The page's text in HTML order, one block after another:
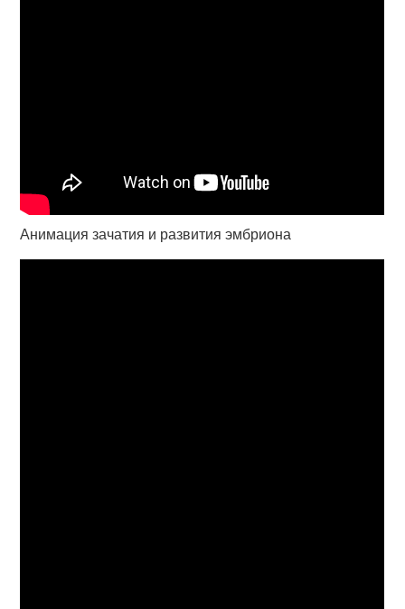
Анимация зачатия и развития эмбриона